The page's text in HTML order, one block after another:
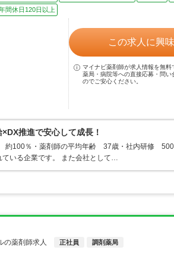
間休日120日以上
この求人に興
マイナビ薬剤師が求人情報を無料
薬局・病院等への直接応募・問い
のでご安心ください。
推進で安心して成長！
100％・薬剤師の平均年齢 37歳・社内研修 500
いる企業です。 また会社として…
薬剤師求人
正社員 調剤薬局